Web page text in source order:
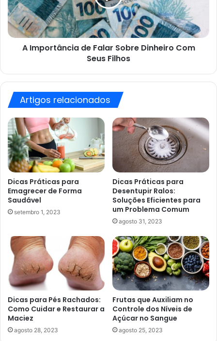
Dinheiro
Com
Seus
Filhos
A Importância de Falar Sobre Dinheiro Com
Seus Filhos
Artigos relacionados
Dicas Práticas para
Emagrecer de Forma
Saudável
setembro 1, 2023
Dicas Práticas para
Desentupir Ralos:
Soluções Eficientes para
um Problema Comum
agosto 31, 2023
Dicas para Pés Rachados:
Como Cuidar e Restaurar a
Maciez
agosto 28, 2023
Frutas que Auxiliam no
Controle dos Níveis de
Açúcar no Sangue
agosto 25, 2023